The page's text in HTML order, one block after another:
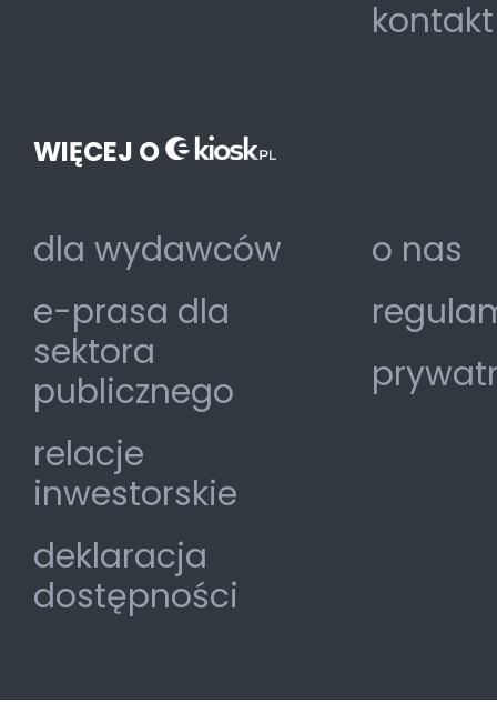
kontakt
WIĘCEJ O
dla wydawców
e-prasa dla
sektora
publicznego
relacje
inwestorskie
deklaracja
dostępności
o nas